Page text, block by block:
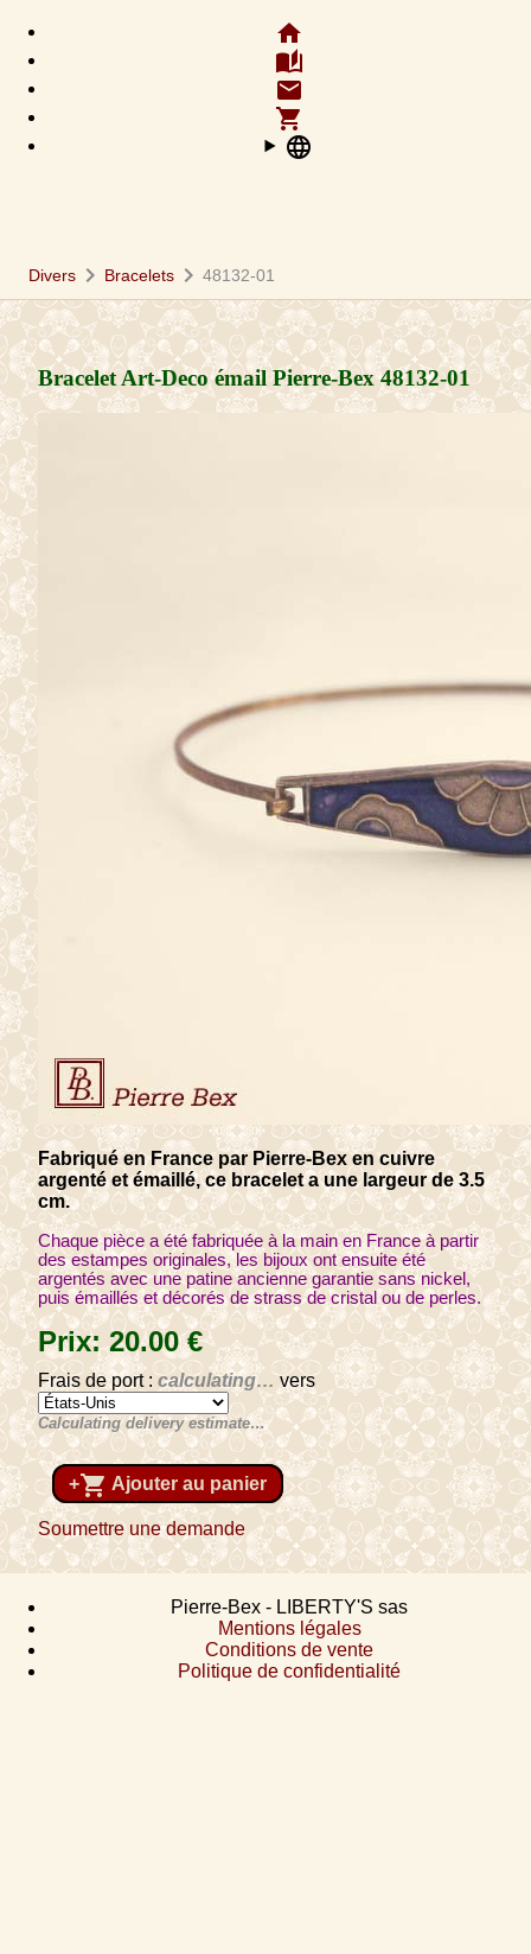
home
auto_stories
email
shopping_cart
language
Divers chevron_right Bracelets chevron_right 48132-01
Bracelet Art-Deco émail Pierre-Bex48132-01
Fabriqué en France par Pierre-Bex en cuivre
argenté et émaillé, ce bracelet a une largeur de 3.5
cm.
Chaque pièce a été fabriquée à la main en France à partir
des estampes originales, les bijoux ont ensuite été
argentés avec une patine ancienne garantie sans nickel,
puis émaillés et décorés de strass de cristal ou de perles.
Prix:20.00€
Frais de port :calculating…vers
Calculating delivery estimate…
+shopping_cart Ajouter au panier
Soumettre une demande
Pierre-Bex - LIBERTY'S sas
Mentions légales
Conditions de vente
Politique de confidentialité